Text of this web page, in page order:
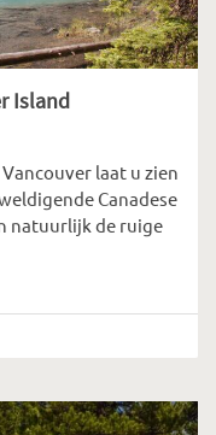
Island
laat u zien
Canadese
natuurlijk de ruige